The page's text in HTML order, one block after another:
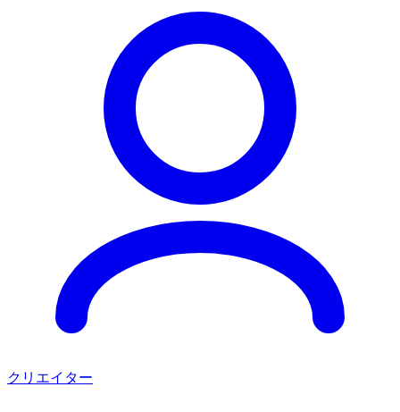
クリエイター